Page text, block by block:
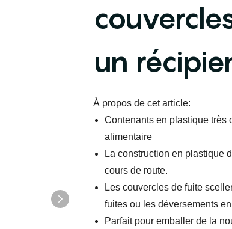
un
À propos de cet article:
Contenants en plastique très
alimentaire
La construction en plastique
cours de route.
Les couvercles de fuite
fuites ou les déversements
Parfait pour emballer de la